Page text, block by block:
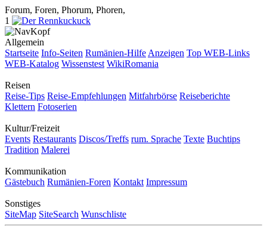
Forum, Foren, Phorum, Phoren,
1
Allgemein
Startseite Info-Seiten Rumänien-Hilfe Anzeigen Top WEB-Links
WEB-Katalog Wissenstest WikiRomania
Reisen
Reise-Tips Reise-Empfehlungen Mitfahrbörse Reiseberichte
Klettern Fotoserien
Kultur/Freizeit
Events Restaurants Discos/Treffs rum. Sprache Texte Buchtips
Tradition Malerei
Kommunikation
Gästebuch Rumänien-Foren Kontakt Impressum
Sonstiges
SiteMap SiteSearch Wunschliste